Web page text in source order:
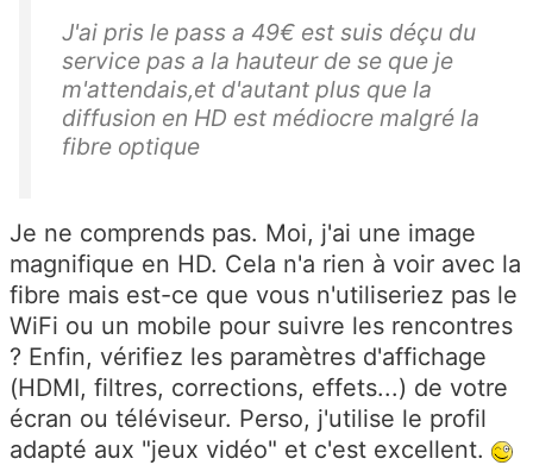
J'ai pris le pass a 49€ est suis déçu du
service pas a la hauteur de se que je
m'attendais,et d'autant plus que la
diffusion en HD est médiocre malgré la
fibre optique
Je ne comprends pas. Moi, j'ai une image
magnifique en HD. Cela n'a rien à voir avec la
fibre mais est-ce que vous n'utiliseriez pas le
WiFi ou un mobile pour suivre les rencontres
? Enfin, vérifiez les paramètres d'affichage
(HDMI, filtres, corrections, effets...) de votre
écran ou téléviseur. Perso, j'utilise le profil
adapté aux "jeux vidéo" et c'est excellent.